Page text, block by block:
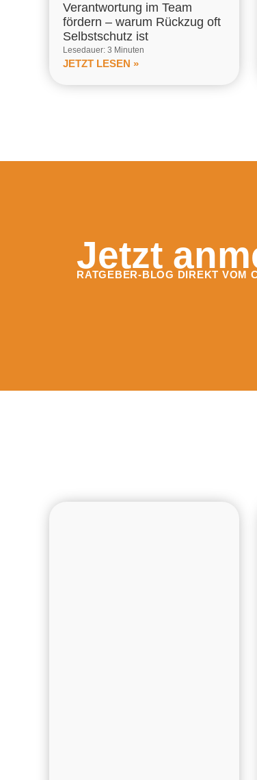
Verantwortung im Team
fördern – warum Rückzug oft
Selbstschutz ist
Lesedauer: 3 Minuten
JETZT LESEN »
Jetzt
RATGEBER-BLOG DIREKT VOM